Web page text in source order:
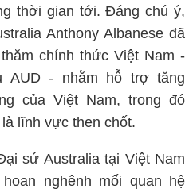
thời gian tới. Đáng chú ý,
Anthony Albanese đã
chính thức Việt Nam -
AUD - nhằm hỗ trợ tăng
của Việt Nam, trong đó
lĩnh vực then chốt.
sứ Australia tại Việt Nam
hoan nghênh mối quan hệ